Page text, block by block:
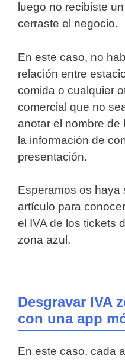
luego no recibiste
cerraste el negocio.
En este caso, no
relación entre
comida o cualquier
comercial que no
anotar el nombre de
la información de
presentación.
Esperamos os haya
artículo para
el IVA de los tickets
zona azul.
Desgravar IVA
con una app
En este caso, cada